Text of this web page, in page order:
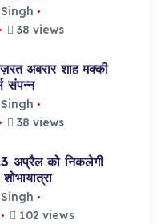
38 views
अबरार शाह मक्की
संपन्न
38 views
अप्रैल को निकलेगी
102 views